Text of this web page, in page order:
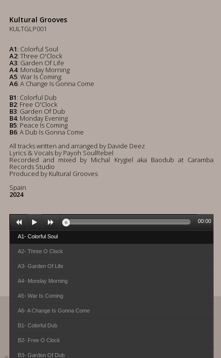
Kultural Grooves
KULTGLP001
A1: Colorful Soul
A2: Three O'Clock
A3: Garden Of Life
A4: Monday Morning
A5: War Is Coming
A6: A Change Is Gonna Come
B1: Colorful Dub
B2: Free O'Clock
B3: Garden Of Dub
B4: Monday Evening
B5: Peace Is Coming
B6: A Dub Is Gonna Come
All tracks written and arranged by Davide Deez
Lyrics & Vocals by Payoh SoulRebel
Recorded and mixed by Michal Krygiel aka Baodub at Caramba
Records Studio
Produced by Kultural Grooves
Spain
2024
A1- Colorful Soul
A2- Three O Clock
A3- Garden Of Life
A4- Monday Morning
A5- War Is Coming
A6- A Change Is Gonna Come
B1- Colorful Dub
B2- Free O Clock
B3- Garden Of Dub
00:00